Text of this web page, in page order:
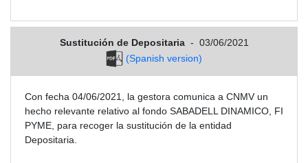
Sustitución de Depositaria - 03/06/2021
(Spanish version)
Con fecha 04/06/2021, la gestora comunica a CNMV un
hecho relevante relativo al fondo SABADELL DINAMICO, FI
PYME, para recoger la sustitución de la entidad
Depositaria.